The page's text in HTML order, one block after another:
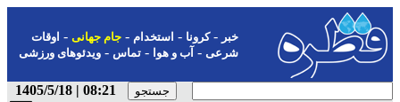
-کرونا-استخدام- جام جهانی-اوقات
شرعی-آب و هوا-تماس-ویدئوهای ورزشی
08:21 | 1405/5/18